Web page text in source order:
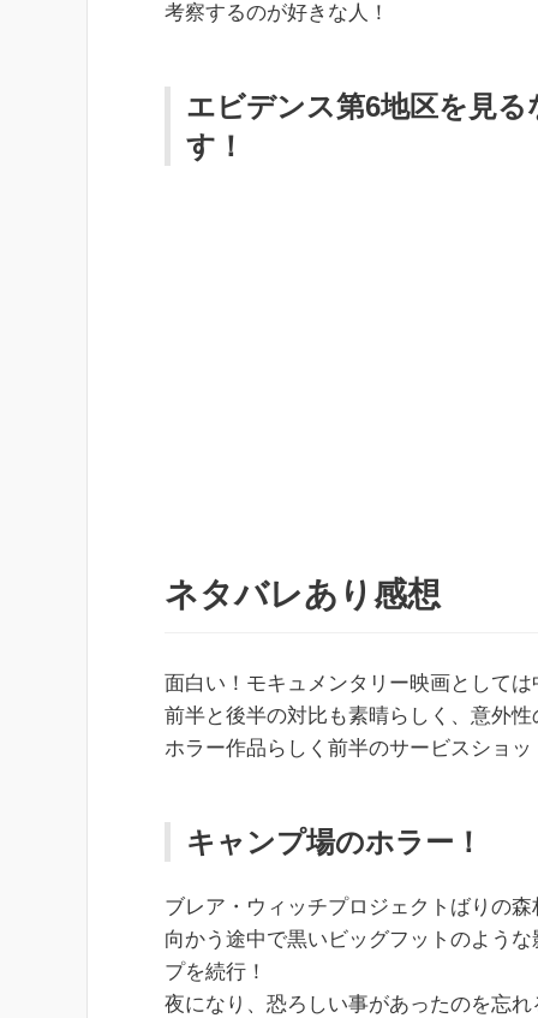
考察するのが好きな人！
エビデンス第6地区を見
す！
ネタバレあり感想
面白い！モキュメンタリー映画として
前半と後半の対比も素晴らしく、意外
ホラー作品らしく前半のサービスショ
キャンプ場のホラー！
ブレア・ウィッチプロジェクトばりの森
向かう途中で黒いビッグフットのよう
プを続行！
夜になり、恐ろしい事があったのを忘